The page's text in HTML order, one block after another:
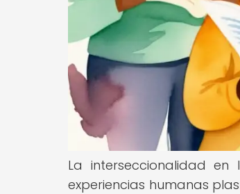
La interseccionalidad
experiencias humanas